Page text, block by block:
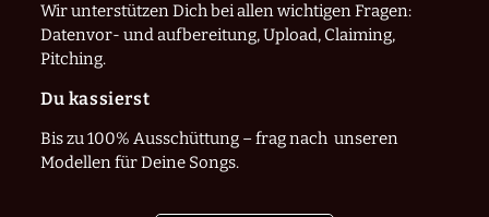
Wir unterstützen Dich bei allen wichtigen Fragen:
Datenvor- und aufbereitung, Upload, Claiming,
Pitching.
Du kassierst
Bis zu 100% Ausschüttung – frag nach unseren
Modellen für Deine Songs.